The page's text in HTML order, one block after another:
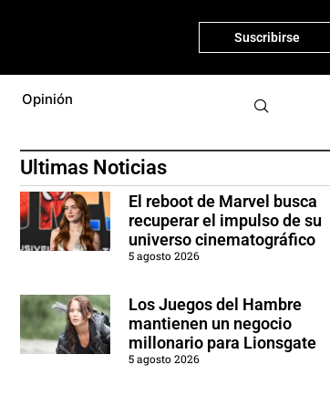
Suscribirse
Opinión
Ultimas Noticias
El reboot de Marvel busca
recuperar el impulso de su
universo cinematográfico
5 agosto 2026
Los Juegos del Hambre
mantienen un negocio
millonario para Lionsgate
5 agosto 2026